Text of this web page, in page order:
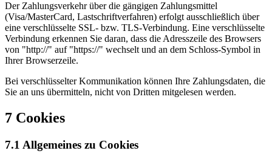
Der Zahlungsverkehr über die gängigen Zahlungsmittel
(Visa/MasterCard, Lastschriftverfahren) erfolgt ausschließlich über
eine verschlüsselte SSL- bzw. TLS-Verbindung. Eine verschlüsselte
Verbindung erkennen Sie daran, dass die Adresszeile des Browsers
von "http://" auf "https://" wechselt und an dem Schloss-Symbol in
Ihrer Browserzeile.
Bei verschlüsselter Kommunikation können Ihre Zahlungsdaten, die
Sie an uns übermitteln, nicht von Dritten mitgelesen werden.
7 Cookies
7.1 Allgemeines zu Cookies